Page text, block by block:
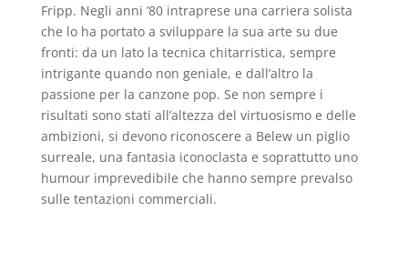
Fripp. Negli anni ’80 intraprese una carriera solista
che lo ha portato a sviluppare la sua arte su due
fronti: da un lato la tecnica chitarristica, sempre
intrigante quando non geniale, e dall’altro la
passione per la canzone pop. Se non sempre i
risultati sono stati all’altezza del virtuosismo e delle
ambizioni, si devono riconoscere a Belew un piglio
surreale, una fantasia iconoclasta e soprattutto uno
humour imprevedibile che hanno sempre prevalso
sulle tentazioni commerciali.